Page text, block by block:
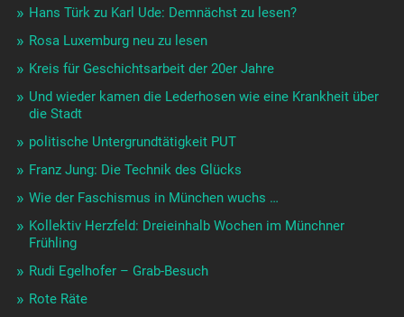
Hans Türk zu Karl Ude: Demnächst zu lesen?
Rosa Luxemburg neu zu lesen
Kreis für Geschichtsarbeit der 20er Jahre
Und wieder kamen die Lederhosen wie eine Krankheit über
die Stadt
politische Untergrundtätigkeit PUT
Franz Jung: Die Technik des Glücks
Wie der Faschismus in München wuchs …
Kollektiv Herzfeld: Dreieinhalb Wochen im Münchner
Frühling
Rudi Egelhofer – Grab-Besuch
Rote Räte